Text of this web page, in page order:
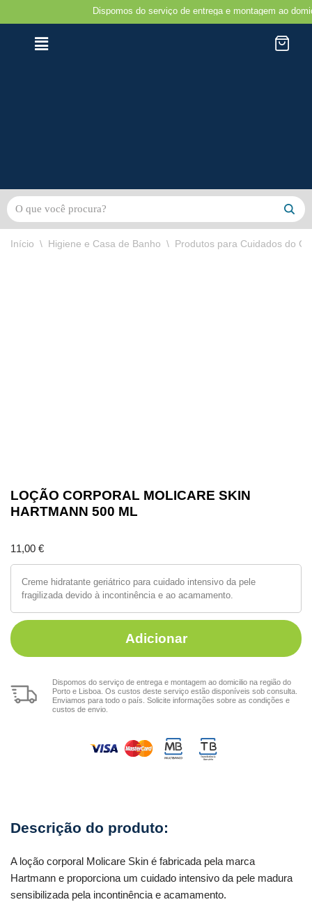
Avançar
Dispomos do serviço de entrega e montagem ao domicilio
Início \ Higiene e Casa de Banho \ Produtos para Cuidados do
LOÇÃO CORPORAL MOLICARE SKIN
HARTMANN 500 ML
11,00 €
Creme hidratante geriátrico para cuidado intensivo da pele
fragilizada devido à incontinência e ao acamamento.
Adicionar
Dispomos do serviço de entrega e montagem ao domicilio na região do
Porto e Lisboa. Os custos deste serviço estão disponíveis sob consulta.
Enviamos para todo o país. Solicite informações sobre as condições e
custos de envio.
A loção corporal Molicare Skin é fabricada pela marca
Hartmann e proporciona um cuidado intensivo da pele madura
sensibilizada pela incontinência e acamamento.